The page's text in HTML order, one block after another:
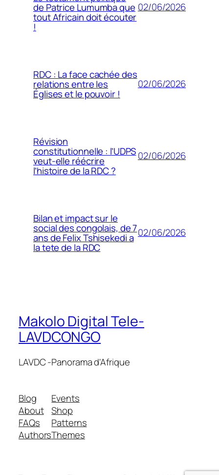
de Patrice Lumumba que
tout Africain doit écouter
!
02/06/2026
RDC : La face cachée des
relations entre les
Églises et le pouvoir !
02/06/2026
Révision
constitutionnelle : l’UDPS
veut-elle réécrire
l’histoire de la RDC ?
02/06/2026
Bilan et impact sur le
social des congolais, de 7
ans de Felix Tshisekedi a
la tete de la RDC
02/06/2026
Makolo Digital Tele-
LAVDCONGO
LAVDC -Panorama d'Afrique
Blog
About
FAQs
Authors
Events
Shop
Patterns
Themes